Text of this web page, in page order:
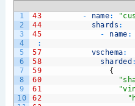
1
2
3
4
5
6
7
8
9
10
43 - name:
44
shards :
45
- name :
:
57
vschema:
58
sharded :
59
{
60
61
62